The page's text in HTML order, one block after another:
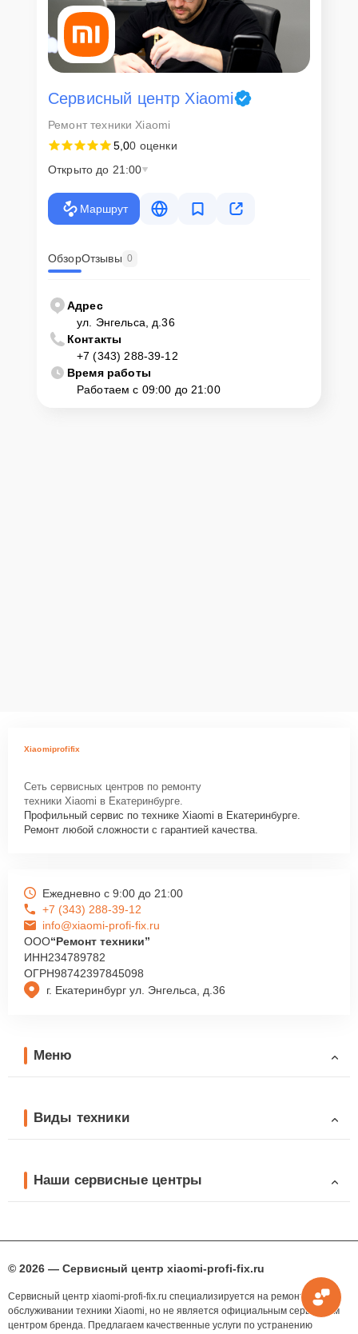
Сервисный центр Xiaomi
Ремонт техники Xiaomi
5,00 оценки
Открыто до 21:00
Маршрут
ОбзорОтзывы 0
Адрес
ул. Энгельса, д.36
Контакты
+7 (343) 288-39-12
Время работы
Работаем с 09:00 до 21:00
Xiaomiprofifix
Сеть сервисных центров по ремонту
техники Xiaomi в Екатеринбурге.
Профильный сервис по технике Xiaomi в Екатеринбурге.
Ремонт любой сложности с гарантией качества.
г. Екатеринбург ул. Энгельса, д.36
Ежедневно с 9:00 до 21:00
+7 (343) 288-39-12
info@xiaomi-profi-fix.ru
ООО“Ремонт техники”
ИНН234789782
ОГРН98742397845098
Меню
Виды техники
Наши сервисные центры
© 2026 — Сервисный центр xiaomi-profi-fix.ru
Сервисный центр xiaomi-profi-fix.ru специализируется на ремонте и
обслуживании техники Xiaomi, но не является официальным сервисным
центром бренда. Предлагаем качественные услуги по устранению